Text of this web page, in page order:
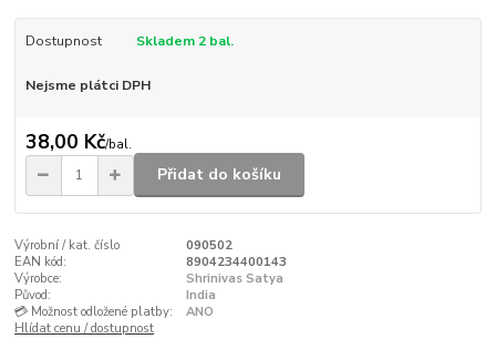
Dostupnost Skladem 2 bal.
Nejsme plátci DPH
38,00 Kč/bal.
Přidat do košíku
Výrobní / kat. číslo
090502
EAN kód:
8904234400143
Výrobce:
Shrinivas Satya
Původ:
India
💳 Možnost odložené platby:
ANO
Hlídat cenu / dostupnost